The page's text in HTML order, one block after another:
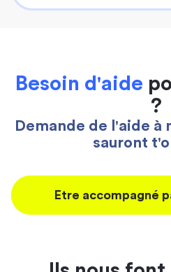
Besoin d'aide
?
Demande de l'aide à
sauront
Etre accompagné